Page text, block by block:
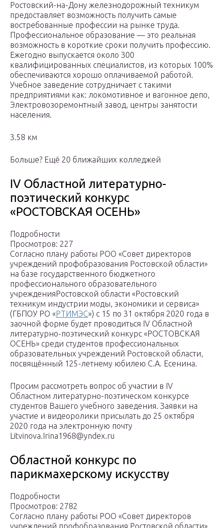
Ростовский-на-Дону железнодорожный техникум
предоставляет возможность получить самые
востребованные профессии на рынке труда.
Профессиональное образование — это реальная
возможность в короткие сроки получить профессию.
Ежегодно выпускается около 300
квалифицированных специалистов, из которых 100%
обеспечиваются хорошо оплачиваемой работой.
Учебное заведение сотрудничает с такими
предприятиями как: локомотивное и вагонное депо,
Электровозоремонтный завод, центры занятости
населения.
3.58 км
Больше? Ещё 20 ближайших колледжей
IV Областной литературно-
поэтический конкурс
«РОСТОВСКАЯ ОСЕНЬ»
Подробности
Просмотров: 227
Согласно плану работы РОО «Совет директоров
учреждений профобразования Ростовской области»
на базе государственного бюджетного
профессионального образовательного
учрежденияРостовской области «Ростовский
техникум индустрии моды, экономики и сервиса»
(ГБПОУ РО «РТИМЭС») c 15 по 31 октября 2020 года в
заочной форме будет проводиться IV Областной
литературно-поэтический конкурс «РОСТОВСКАЯ
ОСЕНЬ» среди студентов профессиональных
образовательных учреждений Ростовской области,
посвящённый 125-летнему юбилею С.А. Есенина.
Просим рассмотреть вопрос об участии в IV
Областном литературно-поэтическом конкурсе
студентов Вашего учебного заведения. Заявки на
участие и видеоролики присылать до 25 октября
2020 года на электронную почту
Litvinova.Irina1968@yndex.ru
Областной конкурс по
парикмахерскому искусству
Подробности
Просмотров: 2782
Согласно плану работы РОО «Совет директоров
учреждений профобразования Ростовской области»